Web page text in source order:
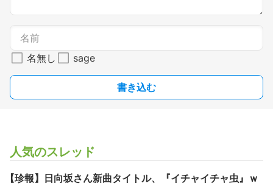
名無し sage
書き込む
人気のスレッド
【珍報】日向坂さん新曲タイトル、『イチャイチャ虫』ｗ